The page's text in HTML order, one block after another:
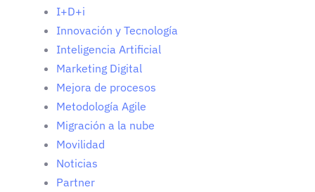
I+D+i
Innovación y Tecnología
Inteligencia Artificial
Marketing Digital
Mejora de procesos
Metodología Agile
Migración a la nube
Movilidad
Noticias
Partner